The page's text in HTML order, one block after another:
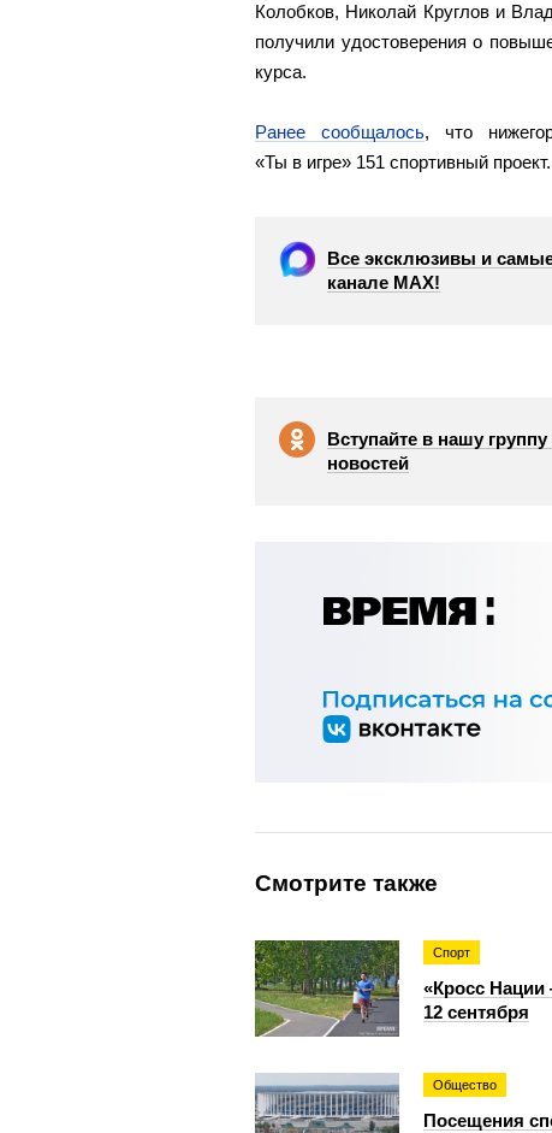
Колобков, Николай Круглов и
получили удостоверения о
курса.
Ранее сообщалось, что
«Ты в игре» 151 спортивный проект.
Все эксклюзивы и
канале МАХ!
Вступайте в нашу
новостей
Смотрите также
Спорт
«Кросс Нации
12 сентября
Общество
Посещения